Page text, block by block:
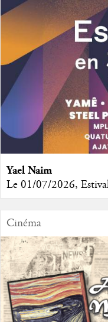
Yael Naim
Le 01/07/2026,
Cinéma